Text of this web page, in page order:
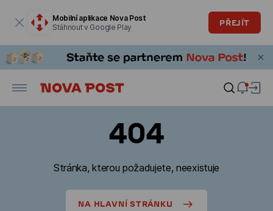
Mobilní aplikace Nova Post
Stáhnout v Google Play
PŘEJÍT
404
Stránka, kterou požadujete, neexistuje
NA HLAVNÍ STRÁNKU